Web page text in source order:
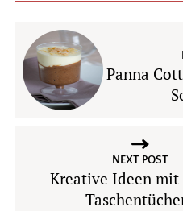
Panna
NEXT POST
Kreative Ideen mit